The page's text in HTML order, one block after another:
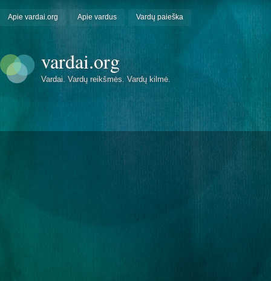
Apie vardai.org Apie vardus Vardų paieška
vardai.org
Vardai. Vardų reikšmės. Vardų kilmė.